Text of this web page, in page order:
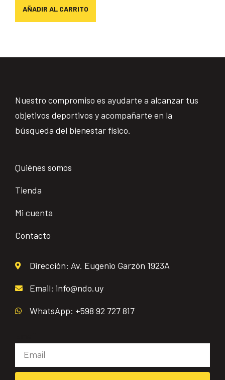
AÑADIR AL CARRITO
Nuestro compromiso es ayudarte a alcanzar tus
objetivos deportivos y acompañarte en la
búsqueda del bienestar físico.
Quiénes somos
Tienda
Mi cuenta
Contacto
Dirección: Av. Eugenio Garzón 1923A
Email: info@ndo.uy
WhatsApp: +598 92 727 817